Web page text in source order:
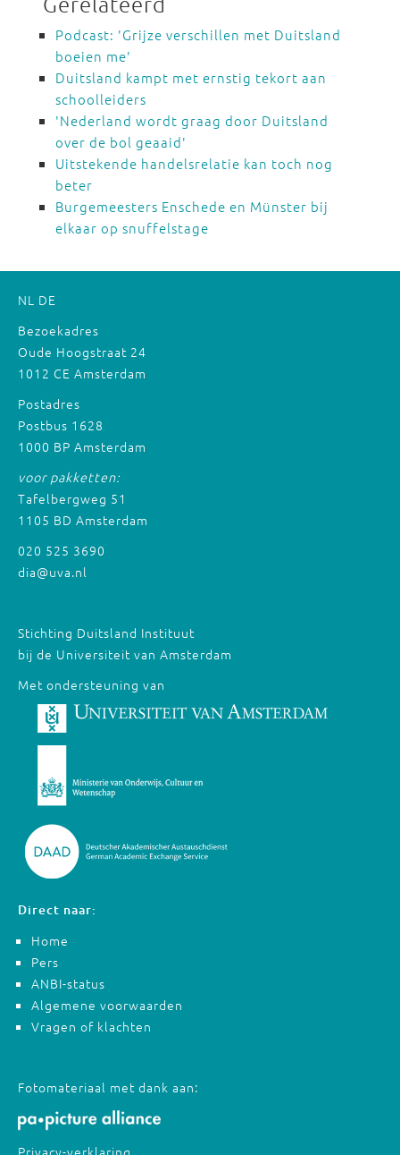
Podcast: 'Grijze verschillen met Duitsland
boeien me'
Duitsland kampt met ernstig tekort aan
schoolleiders
'Nederland wordt graag door Duitsland
over de bol geaaid'
Uitstekende handelsrelatie kan toch nog
beter
Burgemeesters Enschede en Münster bij
elkaar op snuffelstage
NL DE
Bezoekadres
Oude Hoogstraat 24
1012 CE Amsterdam
Postadres
Postbus 1628
1000 BP Amsterdam
voor pakketten:
Tafelbergweg 51
1105 BD Amsterdam
020 525 3690
dia@uva.nl
Stichting Duitsland Instituut
bij de Universiteit van Amsterdam
Met ondersteuning van
Direct naar:
Home
Pers
ANBI-status
Algemene voorwaarden
Vragen of klachten
Fotomateriaal met dank aan: